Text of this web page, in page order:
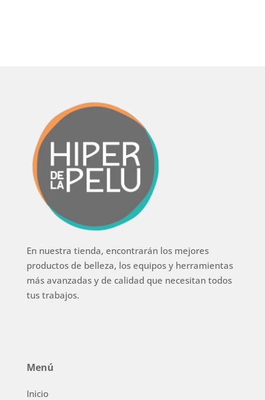
En nuestra tienda, encontrarán los mejores
productos de belleza, los equipos y herramientas
más avanzadas y de calidad que necesitan todos
tus trabajos.
Menú
Inicio